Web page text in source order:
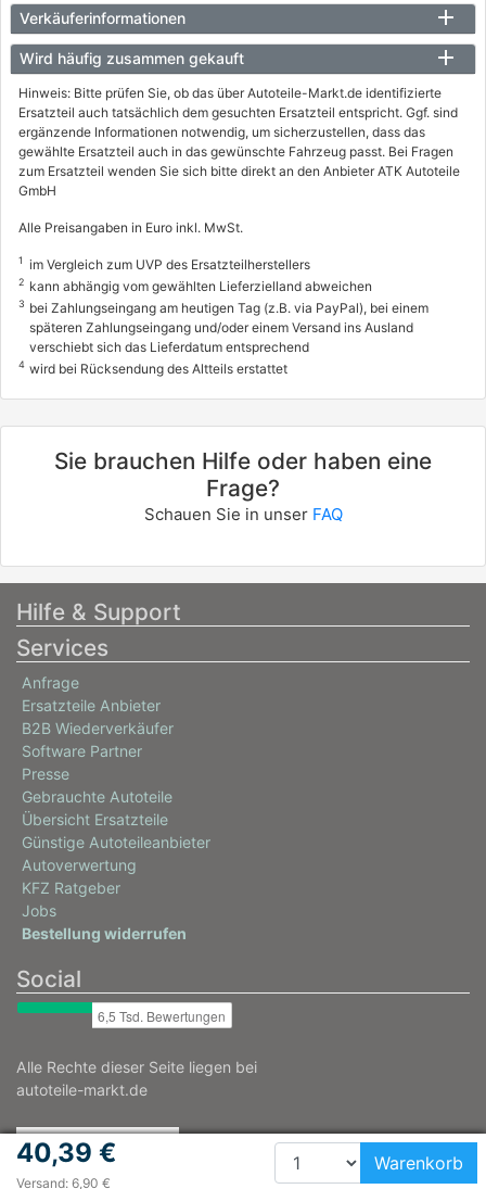
Verkäuferinformationen
Wird häufig zusammen gekauft
Hinweis: Bitte prüfen Sie, ob das über Autoteile-Markt.de identifizierte
Ersatzteil auch tatsächlich dem gesuchten Ersatzteil entspricht. Ggf. sind
ergänzende Informationen notwendig, um sicherzustellen, dass das
gewählte Ersatzteil auch in das gewünschte Fahrzeug passt. Bei Fragen
zum Ersatzteil wenden Sie sich bitte direkt an den Anbieter ATK Autoteile
GmbH
Alle Preisangaben in Euro inkl. MwSt.
1 im Vergleich zum UVP des Ersatzteilherstellers
2 kann abhängig vom gewählten Lieferzielland abweichen
3 bei Zahlungseingang am heutigen Tag (z.B. via PayPal), bei einem
späteren Zahlungseingang und/oder einem Versand ins Ausland
verschiebt sich das Lieferdatum entsprechend
4 wird bei Rücksendung des Altteils erstattet
40,39 €
Versand: 6,90 €
Warenkorb
Sie brauchen Hilfe oder haben eine
Frage?
Schauen Sie in unser FAQ
Hilfe & Support
Services
Anfrage
Ersatzteile Anbieter
B2B Wiederverkäufer
Software Partner
Presse
Gebrauchte Autoteile
Übersicht Ersatzteile
Günstige Autoteileanbieter
Autoverwertung
KFZ Ratgeber
Jobs
Bestellung widerrufen
Social
Alle Rechte dieser Seite liegen bei
autoteile-markt.de